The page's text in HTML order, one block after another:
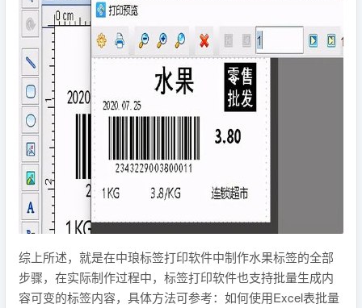
综上所述，就是在中琅标签打印软件中制作水果标签的全部
步骤，在实际制作过程中，标签打印软件也支持批量生成内
容可变的标签内容，具体方法可参考：如何使用Excel表批量